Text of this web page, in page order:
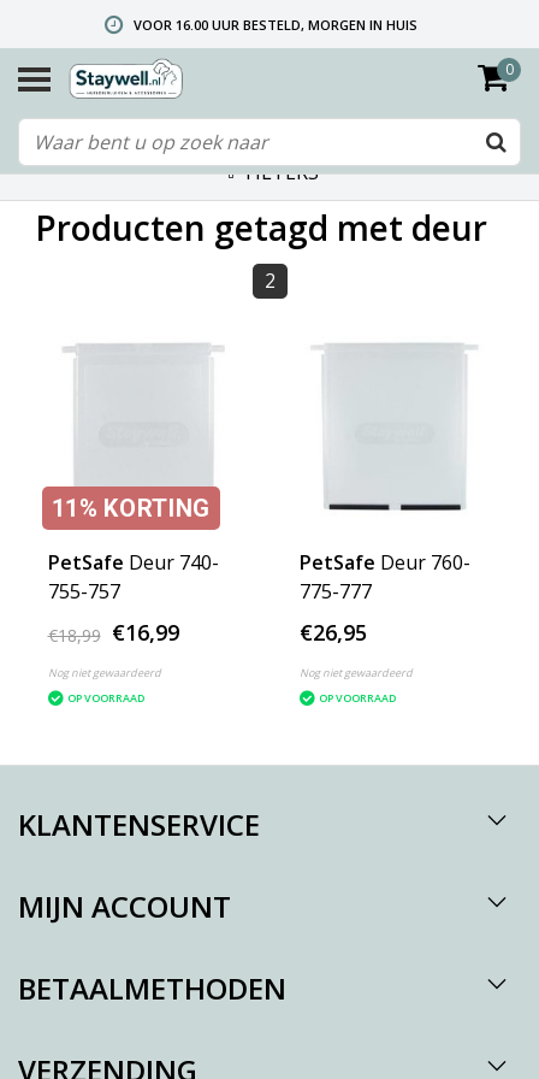
VOOR 16.00 UUR BESTELD, MORGEN IN HUIS
GRATIS VERZENDING VANAF € 40,- (ALLEEN NEDERLAND)
TELEFONISCHE HELPDESK 010 492 02 35 (LET OP: WIJ ZIJN NIET DE FABRIKANT! ZIE KLANTENSERVICE-INFO)
0
FILTERS
Producten getagd met deur
2
11% KORTING
PetSafe Deur 740-
755-757
€18,99 €16,99
Nog niet gewaardeerd
OP VOORRAAD
PetSafe Deur 760-
775-777
€26,95
Nog niet gewaardeerd
OP VOORRAAD
KLANTENSERVICE
MIJN ACCOUNT
BETAALMETHODEN
VERZENDING